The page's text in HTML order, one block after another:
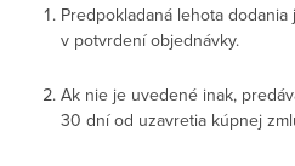
Predpokladaná lehota
v potvrdení objednávky.
Ak nie je uvedené inak,
30 dní od uzavretia kúpnej